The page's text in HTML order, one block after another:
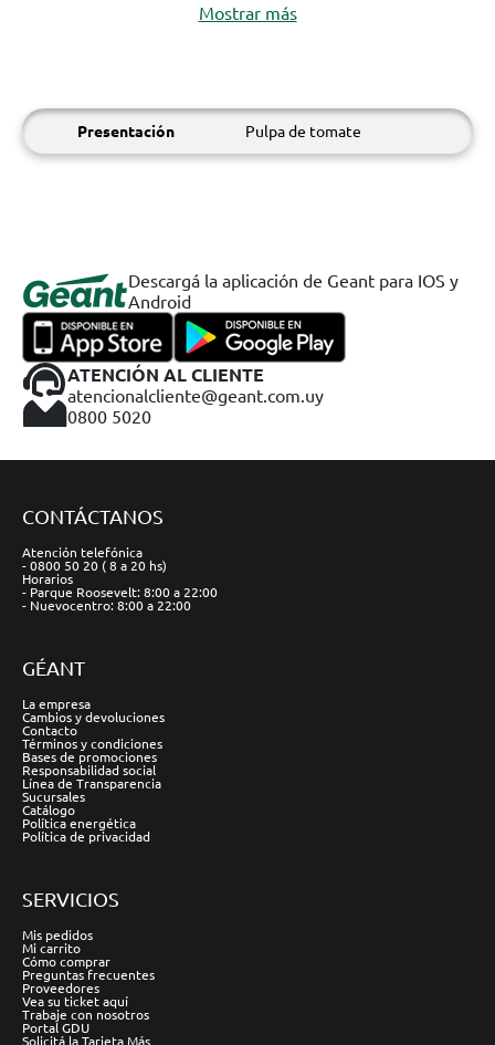
Mostrar más
Presentación Pulpa de tomate
Descargá la aplicación de Geant para IOS y
Android
ATENCIÓN AL CLIENTE
atencionalcliente@geant.com.uy
0800 5020
CONTÁCTANOS
Atención telefónica
- 0800 50 20 ( 8 a 20 hs)
Horarios
- Parque Roosevelt: 8:00 a 22:00
- Nuevocentro: 8:00 a 22:00
GÉANT
La empresa
Cambios y devoluciones
Contacto
Términos y condiciones
Bases de promociones
Responsabilidad social
Línea de Transparencia
Sucursales
Catálogo
Política energética
Política de privacidad
SERVICIOS
Mis pedidos
Mi carrito
Cómo comprar
Preguntas frecuentes
Proveedores
Vea su ticket aquí
Trabaje con nosotros
Portal GDU
Solicitá la Tarjeta Más